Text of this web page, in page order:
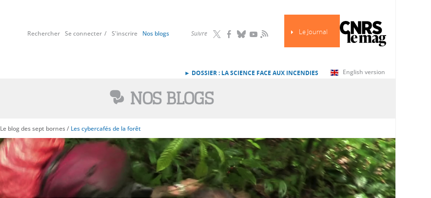
Le Journal
Suivre RSS
Rechercher Se connecter S'inscrire Nos blogs
English version
► DOSSIER : LA SCIENCE FACE AUX INCENDIES
NOS BLOGS
Le blog des sept bornes/ Les cybercafés de la forêt